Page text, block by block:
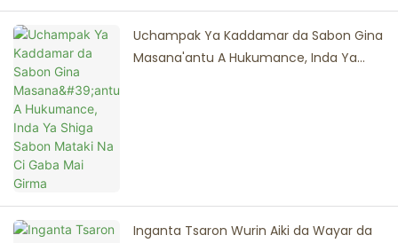
Uchampak Ya Kaddamar da Sabon Gina
Masana'antu A Hukumance, Inda Ya
Inganta Tsaron Wurin Aiki da Wayar da